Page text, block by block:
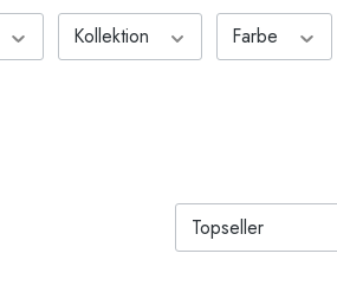
Kollektion Farbe